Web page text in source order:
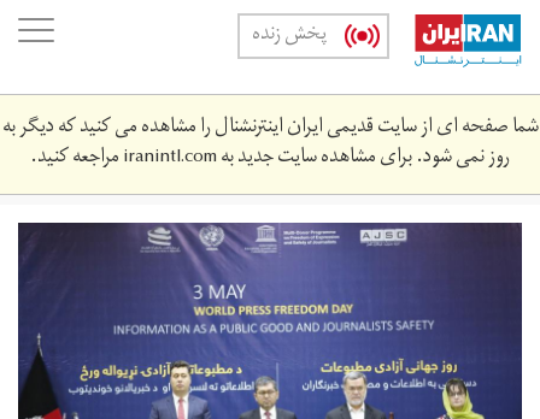
Skip
main
content
پخش زنده
شما صفحه ای از سایت قدیمی ایران اینترنشنال را مشاهده می کنید که دیگر به
روز نمی شود. برای مشاهده سایت جدید بهiranintl.comمراجعه کنید.
processed.jpeg